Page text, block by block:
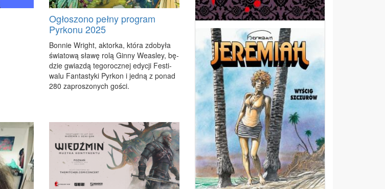
Ogłoszono pełny program
Pyrkonu 2025
Bon­nie Wri­ght, ak­tor­ka, któ­ra zdo­by­ła
świa­to­wą sła­wę ro­lą Gin­ny We­asley, bę­
dzie gwiaz­dą te­go­rocz­nej edy­cji Fe­sti­
wa­lu Fan­ta­sty­ki Pyr­kon i jed­ną z po­nad
280 za­pro­szo­nych go­ści.